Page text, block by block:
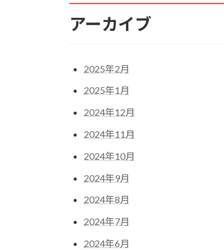
アーカイブ
2025年2月
2025年1月
2024年12月
2024年11月
2024年10月
2024年9月
2024年8月
2024年7月
2024年6月